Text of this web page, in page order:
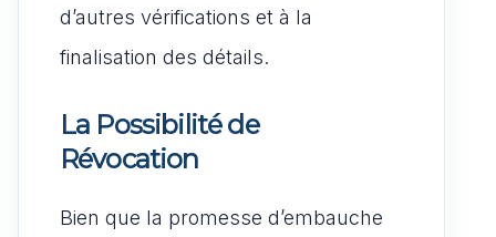
d’autres vérifications et à la
finalisation des détails.
La Possibilité de
Révocation
Bien que la promesse d’embauche